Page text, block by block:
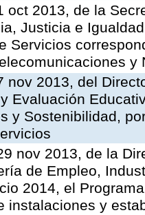
oct 2013, de la
Justicia e
Servicios
y
nov 2013, del
Evaluación
y Sostenibilidad,
nov 2013, de la
de Empleo,
2014, el
instalaciones y